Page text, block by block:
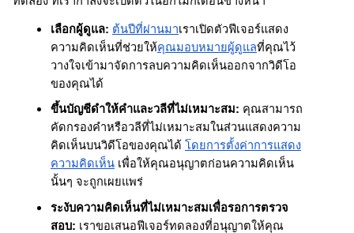
เลือกผู้ดูแล: ต้นปีที่ผ่านมาเราเปิดตัวฟีเจอร์แสดง
ความคิดเห็นที่ช่วยให้คุณมอบหมายผู้ดูแลที่คุณไว้
วางใจเข้ามาจัดการลบความคิดเห็นออกจากวิดีโอ
ของคุณได้
ขึ้นบัญชีดำให้คำและวลีที่ไม่เหมาะสม: คุณสามารถ
คัดกรองคำหรือวลีที่ไม่เหมาะสมในส่วนแสดงความ
คิดเห็นบนวิดีโอของคุณได้ โดยการตั้งค่าการแสดง
ความคิดเห็น เพื่อให้คุณอนุญาตก่อนความคิดเห็น
นั้นๆ จะถูกเผยแพร่
ระงับความคิดเห็นที่ไม่เหมาะสมเพื่อรอการตรวจ
สอบ: เราขอเสนอฟีเจอร์ทดลองที่อนุญาตให้คุณ